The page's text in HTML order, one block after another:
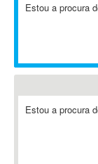
A2Billing
ABAP
ABBYY FineReader
Estou a procura
Estou a procura